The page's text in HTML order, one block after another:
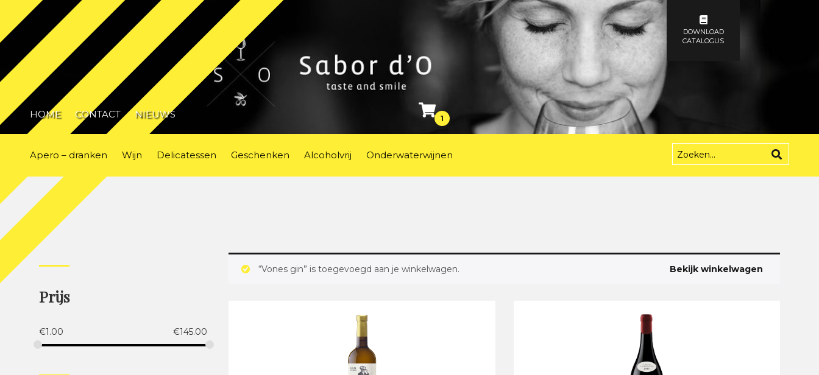
DOWNLOAD
CATALOGUS
HOME CONTACT NIEUWS 1
Apero – dranken Wijn Delicatessen Geschenken Alcoholvrij Onderwaterwijnen
Prijs
€1.00 €145.00
Bekijk winkelwagen
“Vones gin” is toegevoegd aan je winkelwagen.